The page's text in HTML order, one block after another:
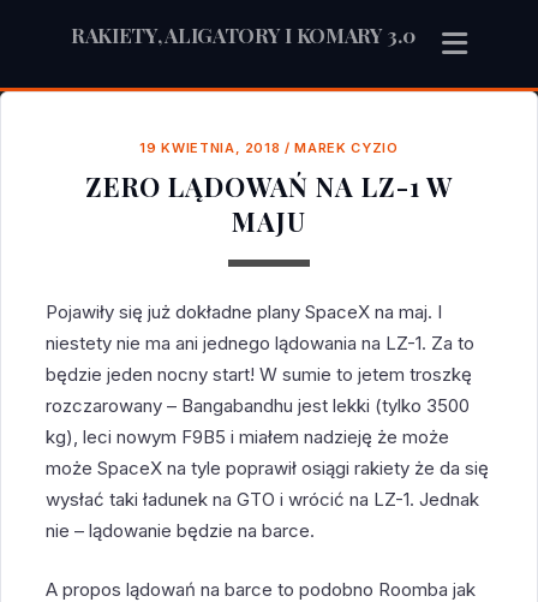
RAKIETY, ALIGATORY I KOMARY 3.0
19 KWIETNIA, 2018 /MAREK CYZIO
ZERO LĄDOWAŃ NA LZ-1 W
MAJU
Pojawiły się już dokładne plany SpaceX na maj. I
niestety nie ma ani jednego lądowania na LZ-1. Za to
będzie jeden nocny start! W sumie to jetem troszkę
rozczarowany – Bangabandhu jest lekki (tylko 3500
kg), leci nowym F9B5 i miałem nadzieję że może
może SpaceX na tyle poprawił osiągi rakiety że da się
wysłać taki ładunek na GTO i wrócić na LZ-1. Jednak
nie – lądowanie będzie na barce.
A propos lądowań na barce to podobno Roomba jak